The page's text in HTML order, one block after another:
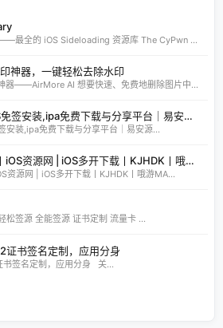
CyPwn IPA Library——最全的 iOS Sideloading 资源库 The CyPwn IPA Library is the most complete sideloading library available for iOS devices. 这里聚合了海量 IPA 包，覆盖 Jailbreak
神器，一键轻松去除水印
免费 AI 图片去水印神器——AirMore AI 想要快速、免费地删除图片中的文字、logo或水印？AirMore AI 提供的免费在线图片去水印工具，无需登录注册，只需一键上传，数秒即可生成高清无水印图片。 核心优势 免费且无需注册，使用门槛为零。 AI 自动识别并清理图片中的水印、文字或徽标。 一键轻松去除水印，
iPA应用商店_iOS免签安装,ipa免费下载与分享平台｜易安源&酷卡软件
安装,ipa免费下载与分享平台｜易安源...
科技虎丨iOSDK丨iOS资源网 | iOS多开下载丨KJHDK丨哦游MAX丨iPA商店丨凸游 | iPA软件免费砸壳下载丨iOSiPA丨苹果多开丨全网最优秀的iPA资源下载网站
资源网 | iOS多开下载丨KJHDK丨哦游MA...
松签源 全能签源 证书定制 流量卡 ...
证书签名定制，应用分身
书签名定制，应用分身 关...